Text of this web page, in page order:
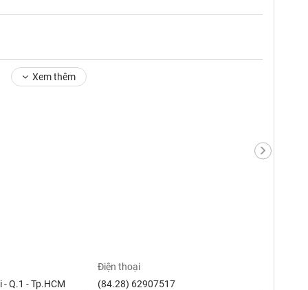
Xem thêm
Q.1 - Tp.HCM
Điện thoại
(84.28) 62907517